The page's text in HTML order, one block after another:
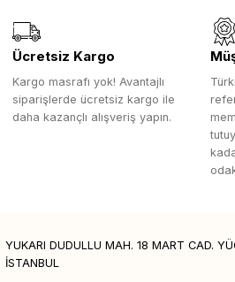
Ücretsiz Kargo
Kargo masrafı yok! Avantajlı
siparişlerde ücretsiz kargo ile
daha kazançlı alışveriş yapın.
YUKARI DUDULLU MAH. 18 MART CAD.
İSTANBUL